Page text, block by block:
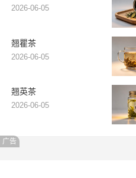
2026-06-05
翘瞿茶
2026-06-05
翘英茶
2026-06-05
广告